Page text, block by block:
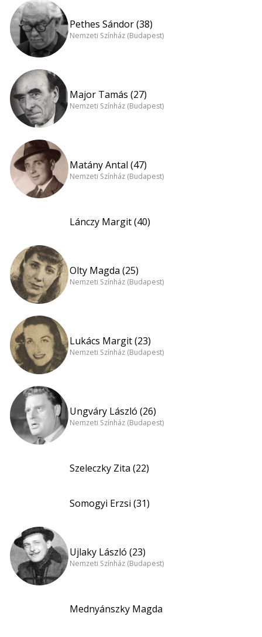
Pethes Sándor (38)
Nemzeti Színház (Budapest)
Major Tamás (27)
Nemzeti Színház (Budapest)
Matány Antal (47)
Nemzeti Színház (Budapest)
Lánczy Margit (40)
Olty Magda (25)
Nemzeti Színház (Budapest)
Lukács Margit (23)
Nemzeti Színház (Budapest)
Ungváry László (26)
Nemzeti Színház (Budapest)
Szeleczky Zita (22)
Somogyi Erzsi (31)
Ujlaky László (23)
Nemzeti Színház (Budapest)
Mednyánszky Magda